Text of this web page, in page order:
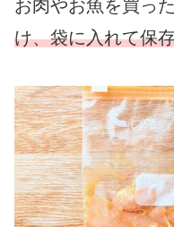
お肉やお魚を買った
け、袋に入れて保